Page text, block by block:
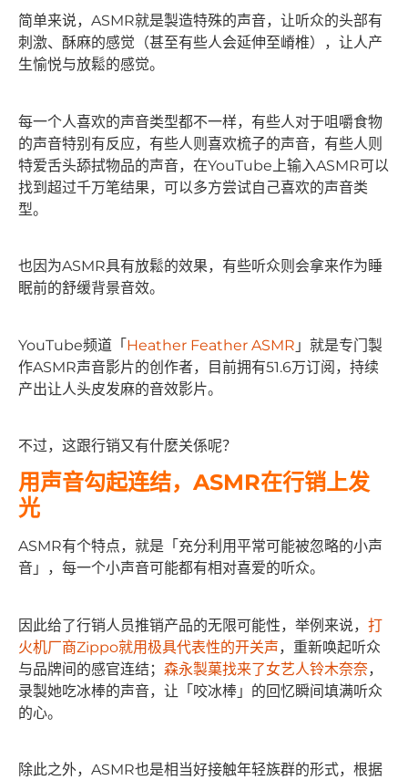
简单来说，ASMR就是製造特殊的声音，让听众的头部有
刺激、酥麻的感觉（甚至有些人会延伸至嵴椎），让人产
生愉悦与放鬆的感觉。
每一个人喜欢的声音类型都不一样，有些人对于咀嚼食物
的声音特别有反应，有些人则喜欢梳子的声音，有些人则
特爱舌头舔拭物品的声音，在YouTube上输入ASMR可以
找到超过千万笔结果，可以多方尝试自己喜欢的声音类
型。
也因为ASMR具有放鬆的效果，有些听众则会拿来作为睡
眠前的舒缓背景音效。
YouTube频道「 Heather Feather ASMR 」就是专门製
作ASMR声音影片的创作者，目前拥有51.6万订阅，持续
产出让人头皮发麻的音效影片。
不过，这跟行销又有什麽关係呢？
用声音勾起连结，ASMR在行销上发
光
ASMR有个特点，就是「充分利用平常可能被忽略的小声
音」，每一个小声音可能都有相对喜爱的听众。
因此给了行销人员推销产品的无限可能性，举例来说， 打
火机厂商Zippo就用极具代表性的开关声，重新唤起听众
与品牌间的感官连结； 森永製菓找来了女艺人铃木奈奈，
录製她吃冰棒的声音，让「咬冰棒」的回忆瞬间填满听众
的心。
除此之外，ASMR也是相当好接触年轻族群的形式，根据